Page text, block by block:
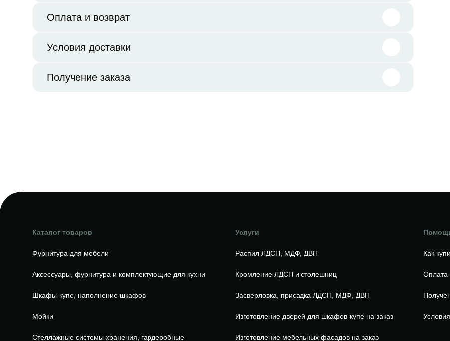
Оплата и возврат
Условия доставки
Получение заказа
Каталог товаров
Фурнитура для мебели
Аксессуары, фурнитура и комплектующие для кухни
Шкафы-купе, наполнение шкафов
Мойки
Стеллажные системы хранения, гардеробные
Услуги
Распил ЛДСП, МДФ, ДВП
Кромление ЛДСП и столешниц
Засверловка, присадка ЛДСП, МДФ, ДВП
Изготовление дверей для шкафов-купе на заказ
Изготовление мебельных фасадов на заказ
Как
Оплата